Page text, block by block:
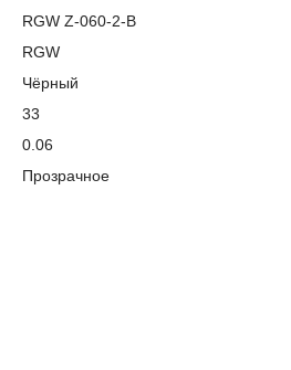
RGW Z-060-2-B
RGW
Чёрный
33
0.06
Прозрачное